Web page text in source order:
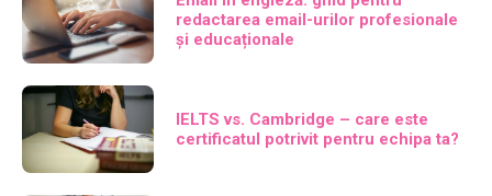
redactarea email-urilor profesionale
și educaționale
IELTS vs. Cambridge – care este
certificatul potrivit pentru echipa ta?